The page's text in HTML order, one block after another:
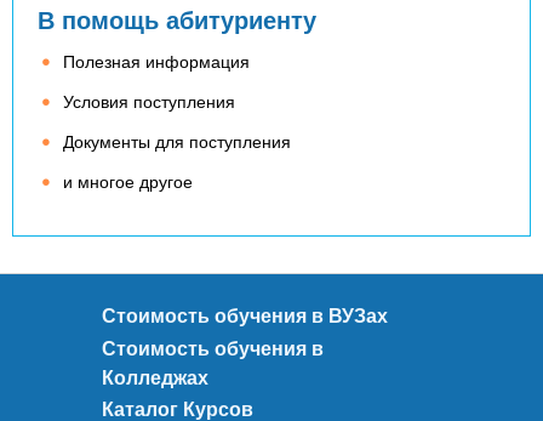
В помощь абитуриенту
Полезная информация
Условия поступления
Документы для поступления
и многое другое
Стоимость обучения в ВУЗах
Стоимость обучения в
Колледжах
Каталог Курсов